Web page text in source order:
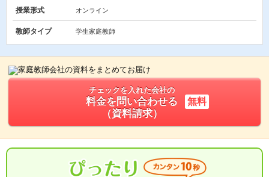
授業形式 オンライン
教師タイプ 学生家庭教師
チェックを入れた会社の
料金を問い合わせる
（資料請求）
無料